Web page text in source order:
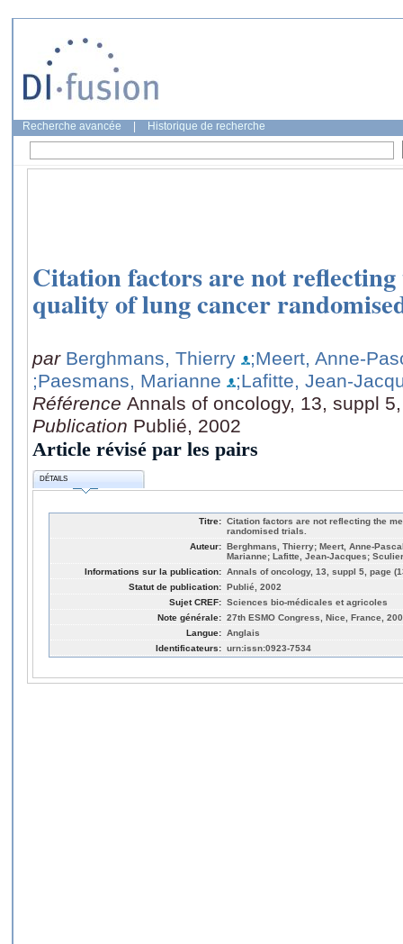
Recherche avancée Historique de recherche
Citation factors are not
quality of lung cancer
par Berghmans, Thierry
;Meert, Anne-
;Paesmans, Marianne
;Lafitte, Jean-
Référence Annals of oncology, 13, suppl
Publication Publié, 2002
Article révisé par les pairs
DÉTAILS
Titre: Citation factors are not reflecting the
randomised trials.
Auteur: Berghmans, Thierry; Meert, Anne-
Marianne; Lafitte, Jean-Jacques;
Informations sur la publication: Annals of oncology, 13, suppl 5, page
Statut de publication: Publié, 2002
Sujet CREF: Sciences bio-médicales et agricoles
Note générale: 27th ESMO Congress, Nice, France,
Langue: Anglais
Identificateurs: urn:issn:0923-7534